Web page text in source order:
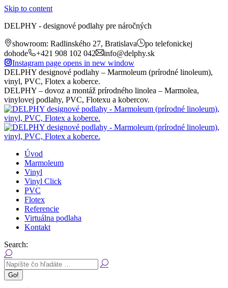
Skip to content
DELPHY - designové podlahy pre náročných
showroom: Radlinského 27, Bratislava
po telefonickej
dohode
+421 908 102 042
info@delphy.sk
Instagram page opens in new window
DELPHY designové podlahy – Marmoleum (prírodné linoleum),
vinyl, PVC, Flotex a koberce.
DELPHY – dovoz a montáž prírodného linolea – Marmolea,
vinylovej podlahy, PVC, Flotexu a kobercov.
Úvod
Marmoleum
Vinyl
Vinyl Click
PVC
Flotex
Referencie
Virtuálna podlaha
Kontakt
Search: